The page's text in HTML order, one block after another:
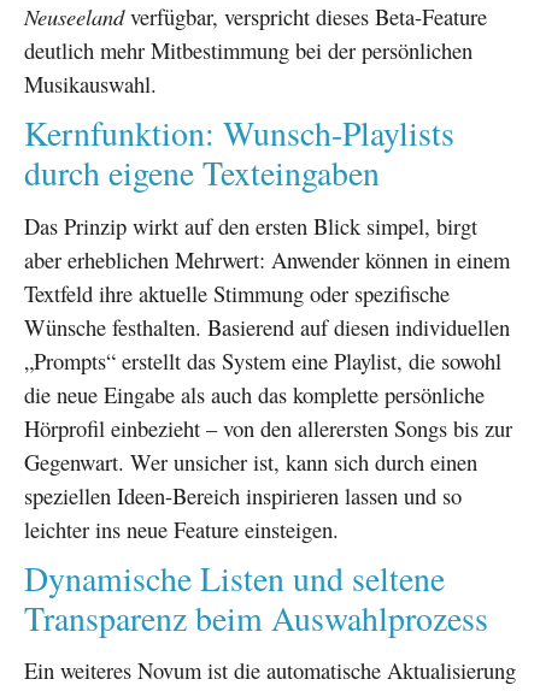
Neuseelandverfügbar, verspricht dieses Beta-Feature
deutlich mehr Mitbestimmung bei der persönlichen
Musikauswahl.
Kernfunktion: Wunsch-Playlists
durch eigene Texteingaben
Das Prinzip wirkt auf den ersten Blick simpel, birgt
aber erheblichen Mehrwert: Anwender können in einem
Textfeld ihre aktuelle Stimmung oder spezifische
Wünsche festhalten. Basierend auf diesen individuellen
„Prompts“ erstellt das System eine Playlist, die sowohl
die neue Eingabe als auch das komplette persönliche
Hörprofil einbezieht – von den allerersten Songs bis zur
Gegenwart. Wer unsicher ist, kann sich durch einen
speziellen Ideen-Bereich inspirieren lassen und so
leichter ins neue Feature einsteigen.
Dynamische Listen und seltene
Transparenz beim Auswahlprozess
Ein weiteres Novum ist die automatische Aktualisierung